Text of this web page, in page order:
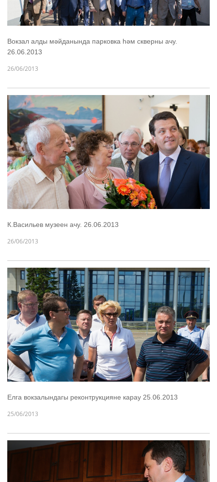
Вокзал алды мәйданында парковка һәм скверны ачу.
26.06.2013
26/06/2013
К.Васильев музеен ачу. 26.06.2013
26/06/2013
Елга вокзалындагы реконтрукцияне карау 25.06.2013
25/06/2013